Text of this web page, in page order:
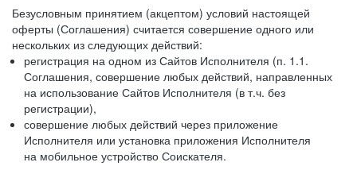
Безусловным принятием (акцептом) условий настоящей
оферты (Соглашения) считается совершение одного или
нескольких из следующих действий:
регистрация на одном из Сайтов Исполнителя (п. 1.1.
Соглашения, совершение любых действий, направленных
на использование Сайтов Исполнителя (в т.ч. без
регистрации),
совершение любых действий через приложение
Исполнителя или установка приложения Исполнителя
на мобильное устройство Соискателя.